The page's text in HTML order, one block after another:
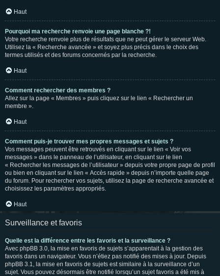
Haut
Pourquoi ma recherche renvoie une page blanche ?!
Votre recherche renvoie plus de résultats que ne peut gérer le serveur Web.
Utilisez la « Recherche avancée » et soyez plus précis dans le choix des
termes utilisés et des forums concernés par la recherche.
Haut
Comment rechercher des membres ?
Allez sur la page « Membres » puis cliquez sur le lien « Rechercher un
membre ».
Haut
Comment puis-je trouver mes propres messages et sujets ?
Vos messages peuvent être retrouvés en cliquant sur le lien « Voir vos
messages » dans le panneau de l’utilisateur, en cliquant sur le lien
« Rechercher les messages de l’utilisateur » depuis votre propre page de profil
ou bien en cliquant sur le lien « Accès rapide » depuis n’importe quelle page
du forum. Pour rechercher vos sujets, utilisez la page de recherche avancée et
choisissez les paramètres appropriés.
Haut
Surveillance et favoris
Quelle est la différence entre les favoris et la surveillance ?
Avec phpBB 3.0, la mise en favoris de sujets s’apparentait à la gestion des
favoris dans un navigateur. Vous n’étiez pas notifié des mises à jour. Depuis
phpBB 3.1, la mise en favoris de sujets est similaire à la surveillance d’un
sujet. Vous pouvez désormais être notifié lorsqu’un sujet favoris a été mis à